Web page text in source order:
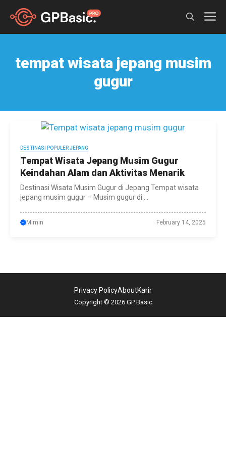
tempat wisata jepang musim
gugur
DESTINASI POPULER JEPANG
Tempat Wisata Jepang Musim Gugur
Keindahan Alam dan Aktivitas Menarik
Destinasi Wisata Musim Gugur di Jepang Tempat wisata
jepang musim gugur – Musim gugur di ...
Mimin February 14, 2025
Copyright © 2026 GP Basic
Privacy PolicyAboutKarir